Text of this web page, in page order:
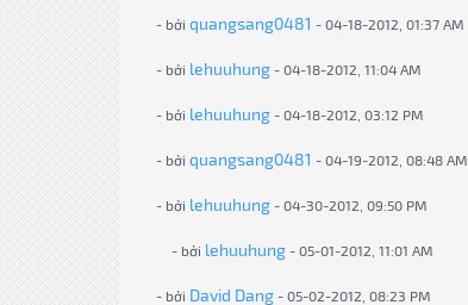
- bởi quangsang0481 - 04-18-2012, 01:37 AM
- bởi lehuuhung- 04-18-2012, 11:04 AM
- bởi lehuuhung- 04-18-2012, 03:12 PM
- bởi quangsang0481 - 04-19-2012, 08:48 AM
- bởi lehuuhung- 04-30-2012, 09:50 PM
- bởi lehuuhung- 05-01-2012, 11:01 AM
- bởi David Dang- 05-02-2012, 08:23 PM